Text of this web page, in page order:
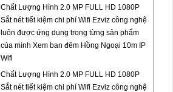
Chất Lượng Hình 2.0 MP FULL HD 1080P
Sắt nét tiết kiệm chi phí Wifi Ezviz công nghệ
luôn được ứng dụng trong từng sản phẩm
của mình Xem ban đêm Hồng Ngoại 10m IP
Wifi
Chất Lượng Hình 2.0 MP FULL HD 1080P
Sắt nét tiết kiệm chi phí Wifi Ezviz công nghệ